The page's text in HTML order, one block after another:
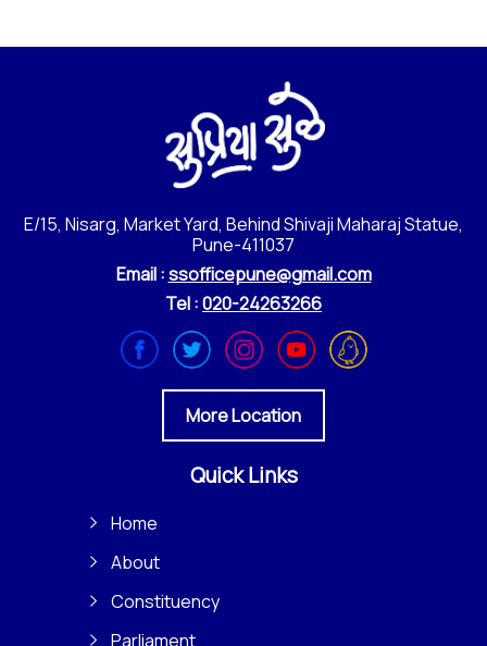
E/15, Nisarg, Market Yard, Behind Shivaji Maharaj Statue,
Pune-411037
Email :ssofficepune@gmail.com
Tel :020-24263266
More Location
Quick Links
Home
About
Constituency
Parliament